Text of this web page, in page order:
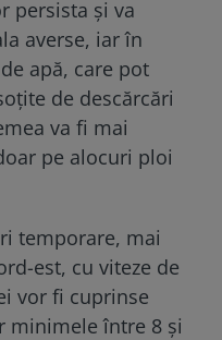
persista și va
averse, iar în
apă, care pot
de descărcări
va fi mai
pe alocuri ploi
temporare, mai
est, cu viteze de
vor fi cuprinse
minimele între 8 și